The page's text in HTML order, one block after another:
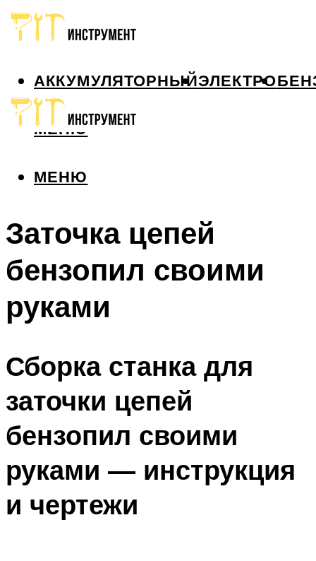
АККУМУЛЯТОРНЫЙЭЛЕКТРО
МЕНЮ
МЕНЮ
Заточка цепей
бензопил своими
руками
Сборка станка для
заточки цепей
бензопил своими
руками — инструкция
и чертежи